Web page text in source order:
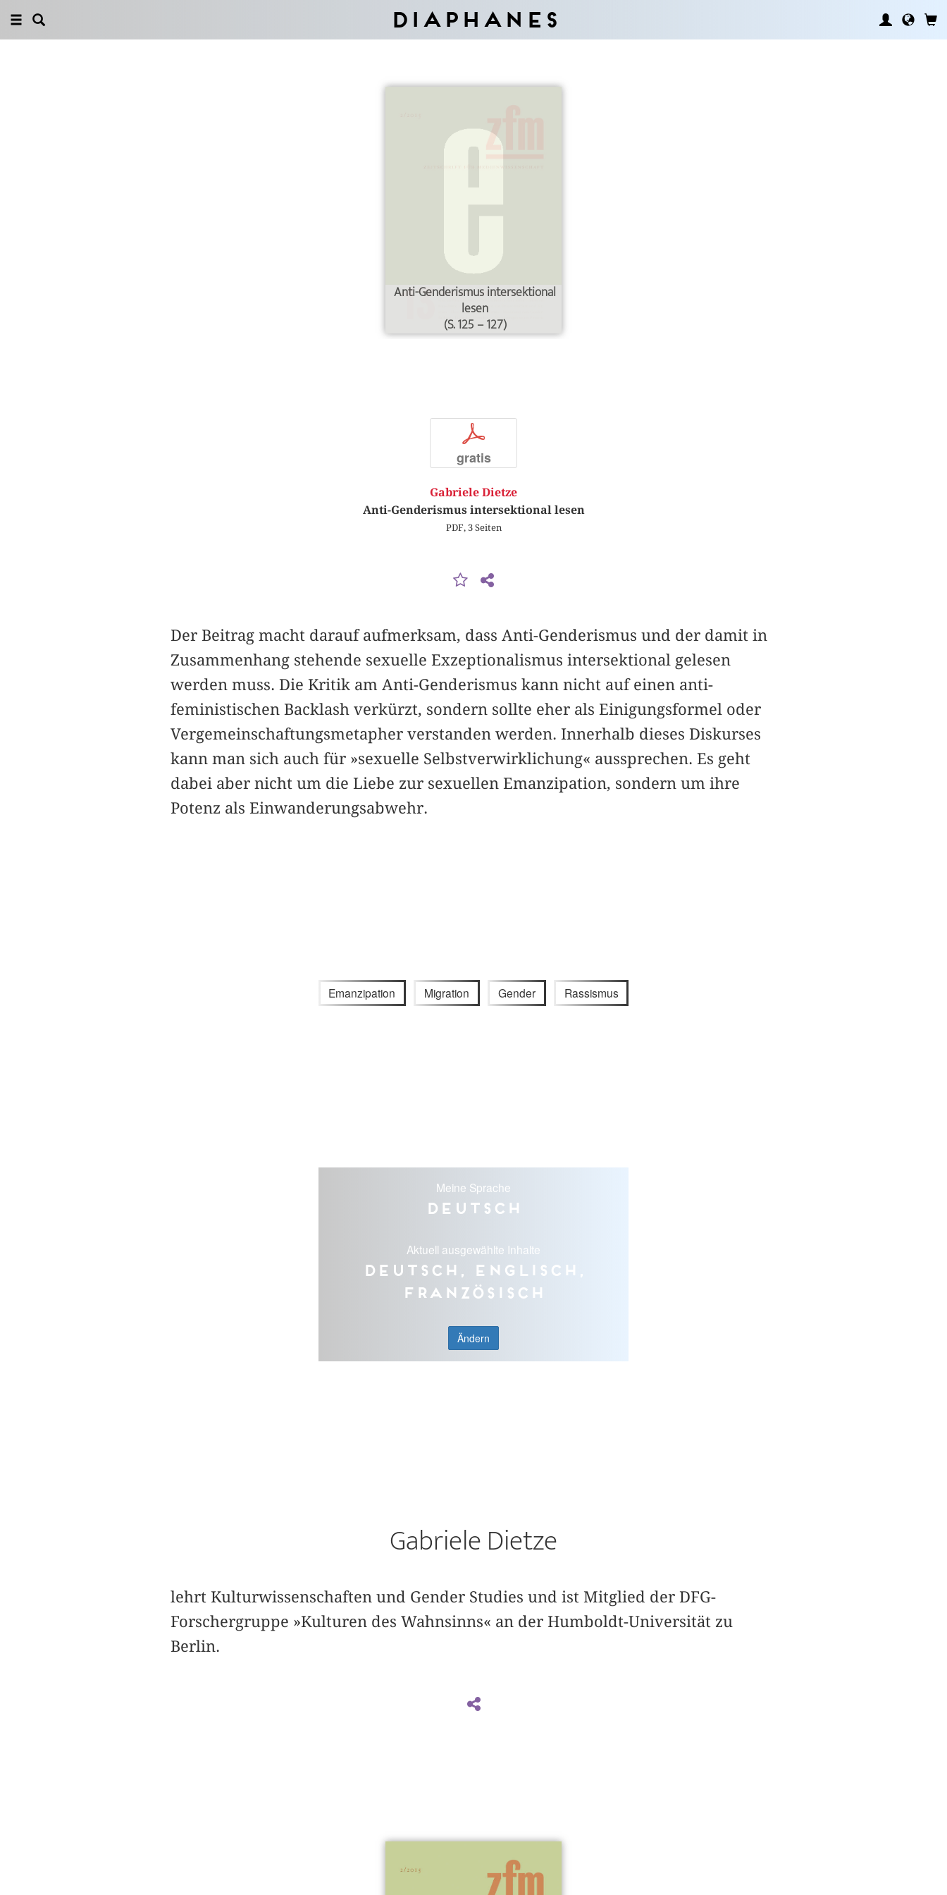
Diaphanes
Anti-Genderismus intersektional
lesen
(S. 125 – 127)
p
gratis
Gabriele Dietze
Anti-Genderismus intersektional lesen
PDF, 3 Seiten
Der Beitrag macht darauf aufmerksam, dass Anti-Genderismus und der damit in
Zusammenhang stehende sexuelle Exzeptionalismus intersektional gelesen
werden muss. Die Kritik am Anti-Genderismus kann nicht auf einen anti-
feministischen Backlash verkürzt, sondern sollte eher als Einigungsformel oder
Vergemeinschaftungsmetapher verstanden werden. Innerhalb dieses Diskurses
kann man sich auch für »sexuelle Selbstverwirklichung« aussprechen. Es geht
dabei aber nicht um die Liebe zur sexuellen Emanzipation, sondern um ihre
Potenz als Einwanderungsabwehr.
Emanzipation Migration Gender Rassismus
Meine Sprache
Deutsch
Aktuell ausgewählte Inhalte
Deutsch, Englisch,
Französisch
Ändern
Gabriele Dietze
lehrt Kulturwissenschaften und Gender Studies und ist Mitglied der DFG-
Forschergruppe »Kulturen des Wahnsinns« an der Humboldt-Universität zu
Berlin.